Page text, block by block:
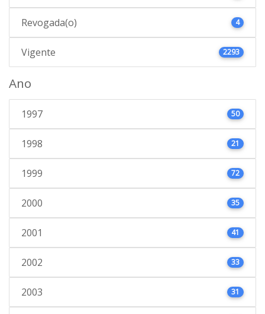
Revogada(o) 4
Vigente 2293
Ano
1997 50
1998 21
1999 72
2000 35
2001 41
2002 33
2003 31